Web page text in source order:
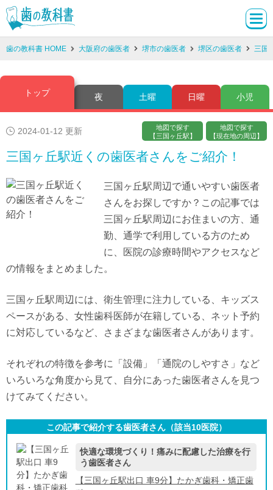
歯の教科書 HOME 大阪府の歯医者 堺市の歯医者 堺区の歯医者 三国
トップ 夜 土曜 日曜 小児
2024-01-12 更新
地図で探す
【三国ヶ丘駅】
地図で探す
【現在地の周辺】
三国ヶ丘駅近くの歯医者さんをご紹介！
三国ヶ丘駅周辺で通いやすい歯医者
さんをお探しですか？この記事では
三国ヶ丘駅周辺にお住まいの方、通
勤、通学で利用している方のため
に、医院の診療時間やアクセスなど
の情報をまとめました。
三国ヶ丘駅周辺には、衛生管理に注力している、キッズス
ペースがある、女性歯科医師が在籍している、ネット予約
に対応しているなど、さまざまな歯医者さんがあります。
それぞれの特徴を参考に「設備」「通院のしやすさ」など
いろいろな角度から見て、自分にあった歯医者さんを見つ
けてみてください。
この記事で紹介する歯医者さん（該当10医院）
快適な環境づくり！痛みに配慮した治療を行
う歯医者さん
【三国ヶ丘駅出口 車9分】たかぎ歯科・矯正歯